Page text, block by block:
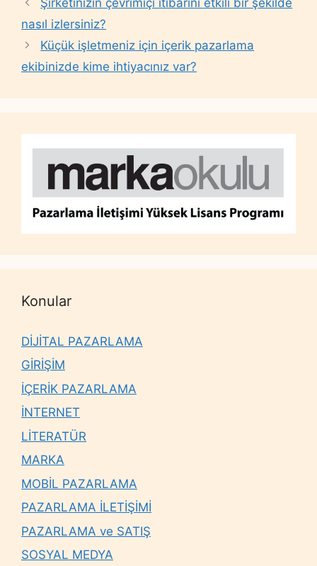
Şirketinizin çevrimiçi itibarını etkili bir şekilde
nasıl izlersiniz?
Küçük işletmeniz için içerik pazarlama
ekibinizde kime ihtiyacınız var?
Konular
DİJİTAL PAZARLAMA
GİRİŞİM
İÇERİK PAZARLAMA
İNTERNET
LİTERATÜR
MARKA
MOBİL PAZARLAMA
PAZARLAMA İLETİŞİMİ
PAZARLAMA ve SATIŞ
SOSYAL MEDYA